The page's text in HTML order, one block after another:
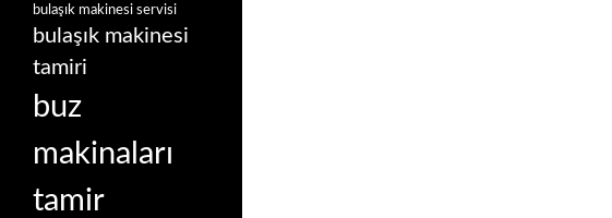
bulaşık makinesi servisi
bulaşık makinesi
tamiri
buz
makinaları
tamir